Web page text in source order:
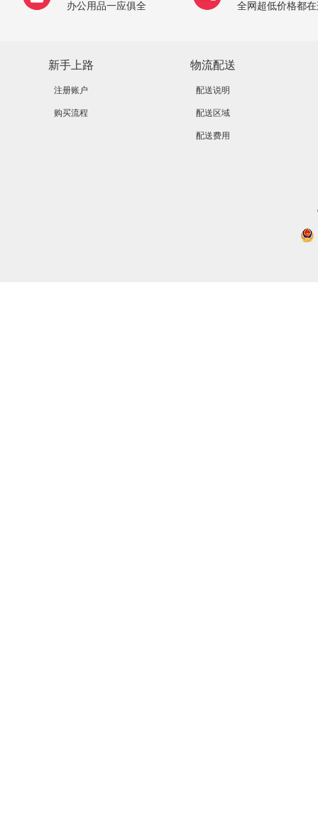
办公用品一应俱全 全网超低价格都
新手上路
注册账户
购买流程
物流配送
配送说明
配送区域
配送费用